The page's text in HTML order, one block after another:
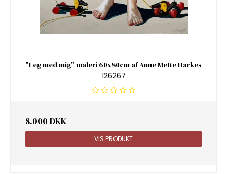
"Leg med mig" maleri 60x80cm af Anne Mette Harkes
126267
8.000 DKK
VIS PRODUKT